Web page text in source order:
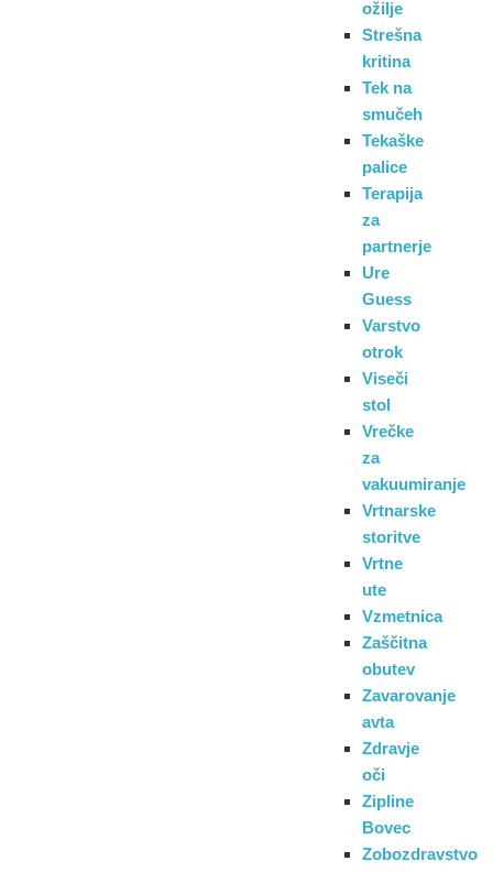
ožilje
Strešna
kritina
Tek na
smučeh
Tekaške
palice
Terapija
za
partnerje
Ure
Guess
Varstvo
otrok
Viseči
stol
Vrečke
za
vakuumiranje
Vrtnarske
storitve
Vrtne
ute
Vzmetnica
Zaščitna
obutev
Zavarovanje
avta
Zdravje
oči
Zipline
Bovec
Zobozdravstvo